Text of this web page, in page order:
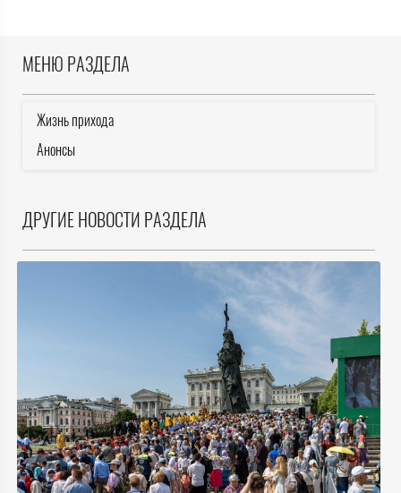
МЕНЮ РАЗДЕЛА
Жизнь прихода
Анонсы
ДРУГИЕ НОВОСТИ РАЗДЕЛА